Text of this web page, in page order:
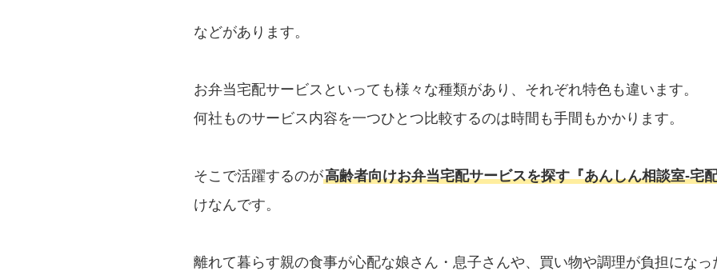
などがあります。
お弁当宅配サービスといっても様々な種類があり、それぞれ特色も違います。
何社ものサービス内容を一つひとつ比較するのは時間も手間もかかります。
そこで活躍するのが高齢者向けお弁当宅配サービスを探す『あんしん相談室‐宅
けなんです。
離れて暮らす親の食事が心配な娘さん・息子さんや、買い物や調理が負担になっ